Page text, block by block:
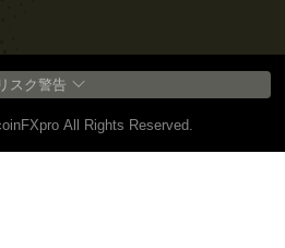
リスク警告
All Rights Reserved.